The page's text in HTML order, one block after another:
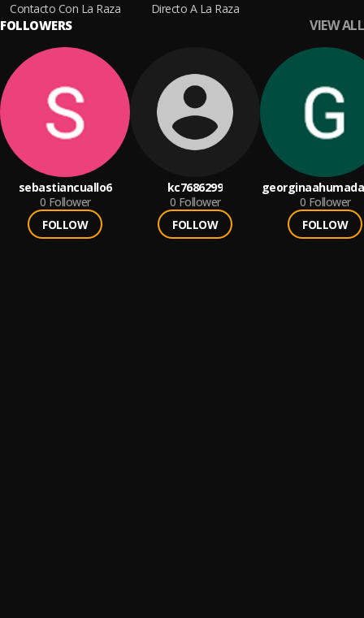
Contacto Con La Raza
Directo A La Raza
FOLLOWERS VIEW ALL
sebastiancuallo6
0 Follower
FOLLOW
kc7686299
0 Follower
FOLLOW
0 Follower
FOLLOW